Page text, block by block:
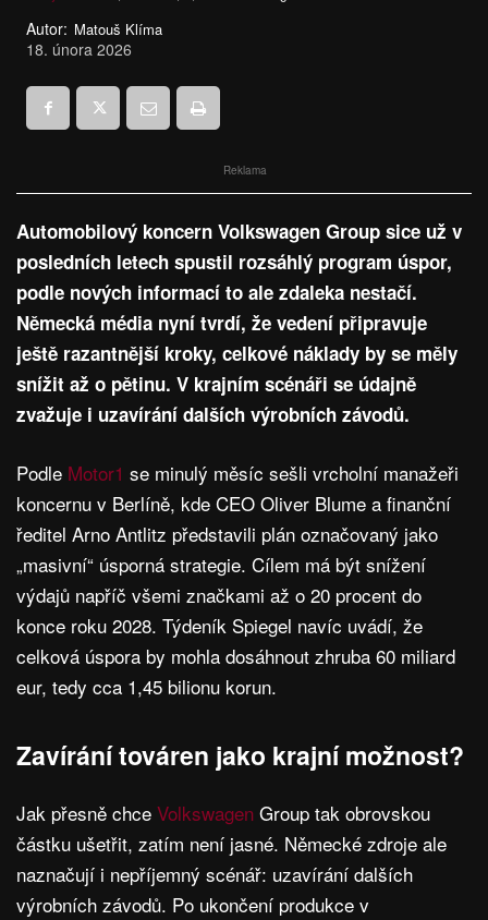
Autor: Matouš Klíma
18. února 2026
Reklama
Automobilový koncern Volkswagen Group sice už v
posledních letech spustil rozsáhlý program úspor,
podle nových informací to ale zdaleka nestačí.
Německá média nyní tvrdí, že vedení připravuje
ještě razantnější kroky, celkové náklady by se měly
snížit až o pětinu. V krajním scénáři se údajně
zvažuje i uzavírání dalších výrobních závodů.
Podle Motor1 se minulý měsíc sešli vrcholní manažeři
koncernu v Berlíně, kde CEO Oliver Blume a finanční
ředitel Arno Antlitz představili plán označovaný jako
„masivní“ úsporná strategie. Cílem má být snížení
výdajů napříč všemi značkami až o 20 procent do
konce roku 2028. Týdeník Spiegel navíc uvádí, že
celková úspora by mohla dosáhnout zhruba 60 miliard
eur, tedy cca 1,45 bilionu korun.
Zavírání továren jako krajní možnost?
Jak přesně chce Volkswagen Group tak obrovskou
částku ušetřit, zatím není jasné. Německé zdroje ale
naznačují i nepříjemný scénář: uzavírání dalších
výrobních závodů. Po ukončení produkce v